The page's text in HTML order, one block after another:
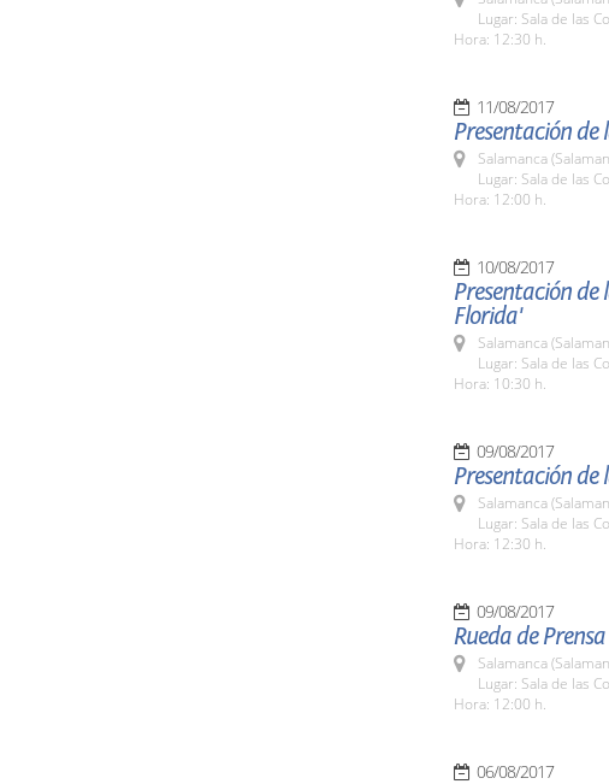
Lugar: Sala de las
Hora: 12:30 h.
11/08/2017
Presentación de
Salamanca
Lugar: Sala de las
Hora: 12:00 h.
10/08/2017
Presentación de
Florida'
Salamanca
Lugar: Sala de las
Hora: 10:30 h.
09/08/2017
Presentación
Salamanca
Lugar: Sala de las
Hora: 12:30 h.
09/08/2017
Rueda de
Salamanca
Lugar: Sala de las
Hora: 12:00 h.
06/08/2017